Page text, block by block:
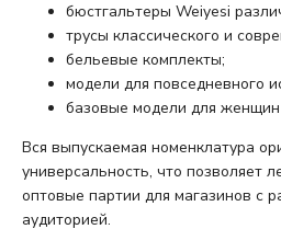
бюстгальтеры Weiyesi
трусы классического и
бельевые комплекты;
модели для повседневного
базовые модели для женщин
Вся выпускаемая номенклатура
универсальность, что позволяет
оптовые партии для магазинов с
аудиторией.